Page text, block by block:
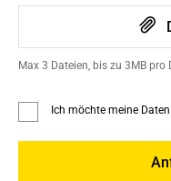
Max 3 Dateien, bis zu 3MB
Ich möchte meine